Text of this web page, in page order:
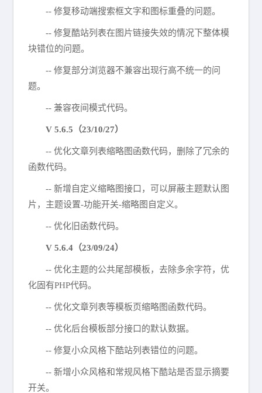
-- 修复移动端搜索框文字和图标重叠的问题。
-- 修复酷站列表在图片链接失效的情况下整体模
块错位的问题。
-- 修复部分浏览器不兼容出现行高不统一的问
题。
-- 兼容夜间模式代码。
V 5.6.5（23/10/27）
-- 优化文章列表缩略图函数代码，删除了冗余的
函数代码。
-- 新增自定义缩略图接口，可以屏蔽主题默认图
片，主题设置-功能开关-缩略图自定义。
-- 优化旧函数代码。
V 5.6.4（23/09/24）
-- 优化主题的公共尾部模板，去除多余字符，优
化固有PHP代码。
-- 优化文章列表等模板页缩略图函数代码。
-- 优化后台模板部分接口的默认数据。
-- 修复小众风格下酷站列表错位的问题。
-- 新增小众风格和常规风格下酷站是否显示摘要
开关。